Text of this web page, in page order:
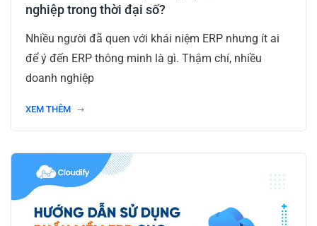
nghiệp trong thời đại số?
Nhiều người đã quen với khái niệm ERP nhưng ít ai
để ý đến ERP thông minh là gì. Thậm chí, nhiều
doanh nghiệp
XEM THÊM